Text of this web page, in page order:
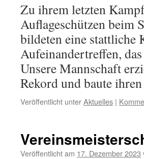
Zu ihrem letzten
Auflageschützen beim
bildeten eine stattliche
Aufeinandertreffen,
Unsere Mannschaft
Rekord und baute
Veröffentlicht unterAktuelles |
Veröffentlicht am 17. Dezember 2023